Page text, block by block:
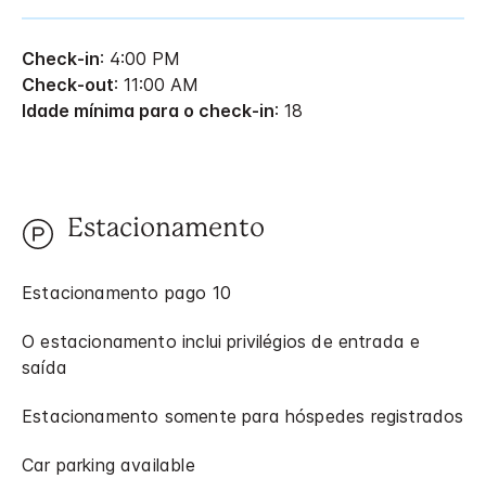
Check-in: 4:00 PM
Check-out: 11:00 AM
Idade mínima para o check-in: 18
Estacionamento
Estacionamento pago 10
O estacionamento inclui privilégios de entrada e
saída
Estacionamento somente para hóspedes registrados
Car parking available